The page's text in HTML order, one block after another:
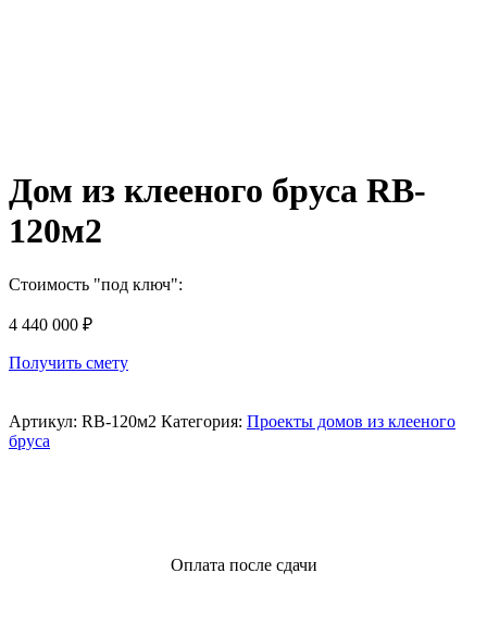
Дом из клееного бруса RB-
120м2
Стоимость "под ключ":
4 440 000 ₽
Получить смету
Артикул: RB-120м2 Категория: Проекты домов из клееного
бруса
Оплата после сдачи